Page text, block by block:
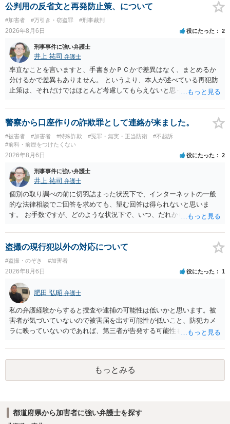
公判用の反省文と再発防止策、について
#加害者 #万引き・窃盗罪 #刑事裁判
2026年8月6日 役にたった 2
刑事事件に強い弁護士
井上 祐司 弁護士
率直なことを言いますと、手書きかＰＣかで差異はなく、まとめるか
分けるかで差異もありません。 というより、本人が述べている再犯防
止策は、それだけではほとんど考慮してもらえないと思った方が良い
やカウンセリング・治療の内容 ・利用している再犯防止策（例えば保
護観察所と連携した職業支援の内容や具体的な就労・監督状況） ・監
督者の証言 など、証拠で担保された客観性と実現可能性があるもので
なければあまり意味がありません。 もともと執行猶予が狙える事案で
あれば本人の反省の言葉だけで十分であり、実刑となるか微妙な事案
いうのが実感です。
警察から口座作りの詐欺罪として連絡が来ました。
#被害者 #加害者 #特殊詐欺 #冤罪・無実・正当防衛
#不起訴
#前科・前歴をつけたくない
2026年8月6日 役にたった 2
刑事事件に強い弁護士
井上 祐司 弁護士
個別の取り調べの前に切羽詰まった状況下で、インターネットの一般
的な法律相談でご回答を求めても、望む回答は得られないと思いま
す。 お手数ですが、どのような状況下で、いつ、だれからどのような
の程度だと聞いているのかということについて、お近くで詳細な法律
相談を受けられたうえで対処方法を探された方がよいと思われます。
一般論でいえば、任意取り調べの場合、ＩＣレコーダーを持参して取
り調べ内容を録音することは必須だと考えます。
盗撮の現行犯以外の対応について
#盗撮・のぞき #加害者
2026年8月6日 役にたった 1
肥田 弘昭 弁護士
私の弁護経験からすると捜査や逮捕の可能性は低いかと思います。被
害者が気づいていないので被害届を出す可能性が低いこと、防犯カメ
ラに映っていないのであれば、第三者が告発する可能性も低いこと、
座る女性を盗撮(全体像写真1枚と5秒程度の動画)してしまいました。下
着や胸など強調したものではありません。」とありますが、少なくと
も捜査段階では性的姿態等撮影罪の被疑事実で逮捕勾留されるケース
が私の弁護経験では多くなった印象です（最終的には不起訴ないし各
もっとみる
都道府県から加害者に強い弁護士を探す